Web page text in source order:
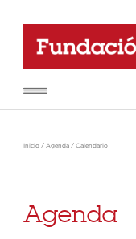
Inicio / Agenda / Calendario
Agenda